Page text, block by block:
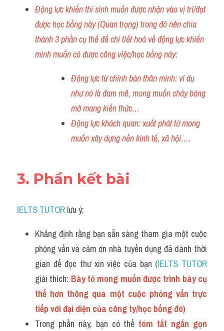
Động lực khiến thí sinh muốn được nhận vào vị trí/đạt
được học bổng này (Quan trọng) trong đó nên chia
thành 3 phần cụ thể để chi tiết hoá về động lực khiến
mình muốn có được công việc/học bổng này:
Động lực từ chính bản thân mình: ví dụ
như nó là đam mê, mong muốn cháy bỏng
mở mang kiến thức…
Động lực khách quan: xuất phát từ mong
muốn xây dựng nền kinh tế, xã hội….
3. Phần kết bài
IELTS TUTOR lưu ý:
Khẳng định rằng bạn sẵn sàng tham gia một cuộc
phỏng vấn và cảm ơn nhà tuyển dụng đã dành thời
gian để đọc thư xin việc của bạn (IELTS TUTOR
giải thích: Bày tỏ mong muốn được trình bày cụ
thể hơn thông qua một cuộc phỏng vấn trực
tiếp với đại diện của công ty/học bổng đó)
Trong phần này, bạn có thể tóm tắt ngắn gọn